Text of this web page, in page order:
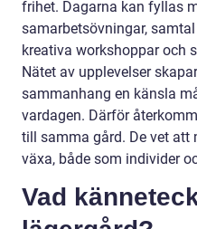
frihet. Dagarna kan fyllas
samarbetsövningar,
kreativa workshoppar och
Nätet av upplevelser
sammanhang en känsla
vardagen. Därför
till samma gård. De vet
växa, både som individer
Vad